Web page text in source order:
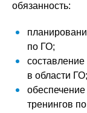
обязанность:
по ГО;
в области ГО;
тренингов